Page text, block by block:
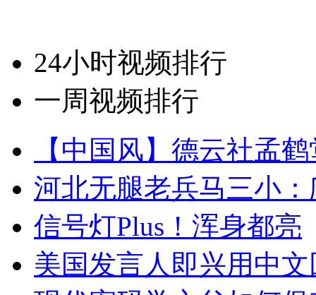
24小时视频排行
一周视频排行
【中国风】德云社孟
河北无腿老兵马三小
信号灯Plus！浑身都亮
美国发言人即兴用中